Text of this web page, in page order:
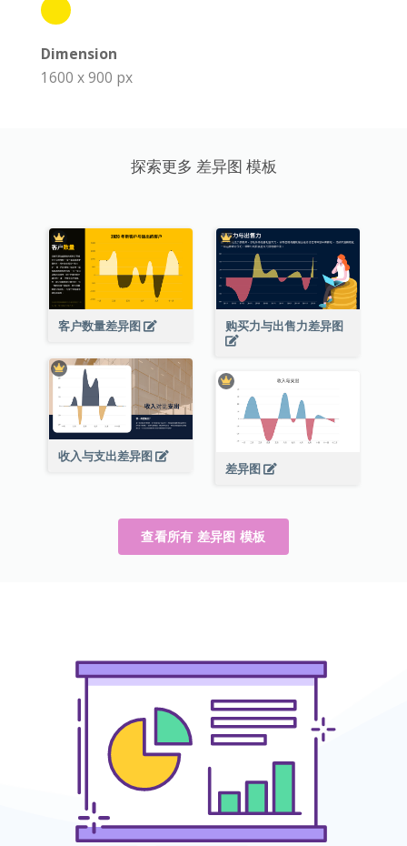
Dimension
1600 x 900 px
探索更多 差异图 模板
客户数量差异图 购买力与出售力差异图
收入与支出差异图
差异图
查看所有 差异图 模板